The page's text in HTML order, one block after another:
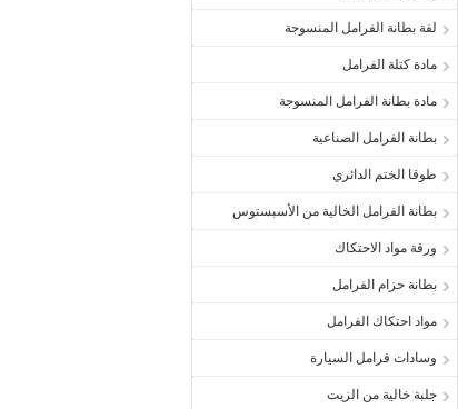
لفة بطانة الفرامل المنسوجة
مادة كتلة الفرامل
مادة بطانة الفرامل المنسوجة
بطانة الفرامل الصناعية
طوقا الختم الدائري
بطانة الفرامل الخالية من الأسبستوس
ورقة مواد الاحتكاك
بطانة حزام الفرامل
مواد احتكاك الفرامل
وسادات فرامل السيارة
جلبة خالية من الزيت